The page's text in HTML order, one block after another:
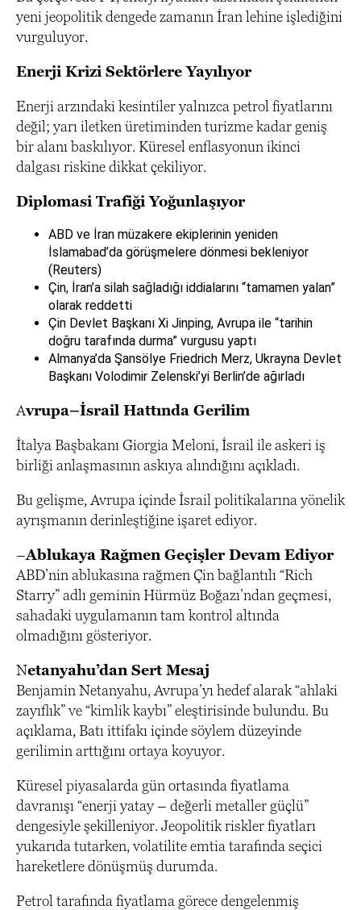
yeni jeopolitik dengede zamanın İran lehine işlediğini
vurguluyor.
Enerji Krizi Sektörlere Yayılıyor
Enerji arzındaki kesintiler yalnızca petrol fiyatlarını
değil; yarı iletken üretiminden turizme kadar geniş
bir alanı baskılıyor. Küresel enflasyonun ikinci
dalgası riskine dikkat çekiliyor.
Diplomasi Trafiği Yoğunlaşıyor
ABD ve İran müzakere ekiplerinin yeniden
İslamabad’da görüşmelere dönmesi bekleniyor
(Reuters)
Çin, İran’a silah sağladığı iddialarını “tamamen yalan”
olarak reddetti
Çin Devlet Başkanı Xi Jinping, Avrupa ile “tarihin
doğru tarafında durma” vurgusu yaptı
Almanya’da Şansölye Friedrich Merz, Ukrayna Devlet
Başkanı Volodimir Zelenski’yi Berlin’de ağırladı
Avrupa–İsrail Hattında Gerilim
İtalya Başbakanı Giorgia Meloni, İsrail ile askeri iş
birliği anlaşmasının askıya alındığını açıkladı.
Bu gelişme, Avrupa içinde İsrail politikalarına yönelik
ayrışmanın derinleştiğine işaret ediyor.
–Ablukaya Rağmen Geçişler Devam Ediyor
ABD’nin ablukasına rağmen Çin bağlantılı “Rich
Starry” adlı geminin Hürmüz Boğazı’ndan geçmesi,
sahadaki uygulamanın tam kontrol altında
olmadığını gösteriyor.
Netanyahu’dan Sert Mesaj
Benjamin Netanyahu, Avrupa’yı hedef alarak “ahlaki
zayıflık” ve “kimlik kaybı” eleştirisinde bulundu. Bu
açıklama, Batı ittifakı içinde söylem düzeyinde
gerilimin arttığını ortaya koyuyor.
Küresel piyasalarda gün ortasında fiyatlama
davranışı “enerji yatay – değerli metaller güçlü”
dengesiyle şekilleniyor. Jeopolitik riskler fiyatları
yukarıda tutarken, volatilite emtia tarafında seçici
hareketlere dönüşmüş durumda.
Petrol tarafında fiyatlama görece dengelenmiş